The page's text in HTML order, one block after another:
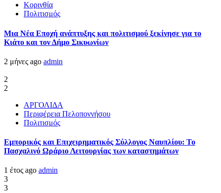
Κορινθία
Πολιτισμός
Μια Νέα Εποχή ανάπτυξης και πολιτισμού ξεκίνησε για το
Κιάτο και τον Δήμο Σικυωνίων
2 μήνες ago admin
2
2
ΑΡΓΟΛΙΔΑ
Περιφέρεια Πελοποννήσου
Πολιτισμός
Εμπορικός και Επιχειρηματικός Σύλλογος Ναυπλίου: Το
Πασχαλινό Ωράριο Λειτουργίας των καταστημάτων
1 έτος ago admin
3
3